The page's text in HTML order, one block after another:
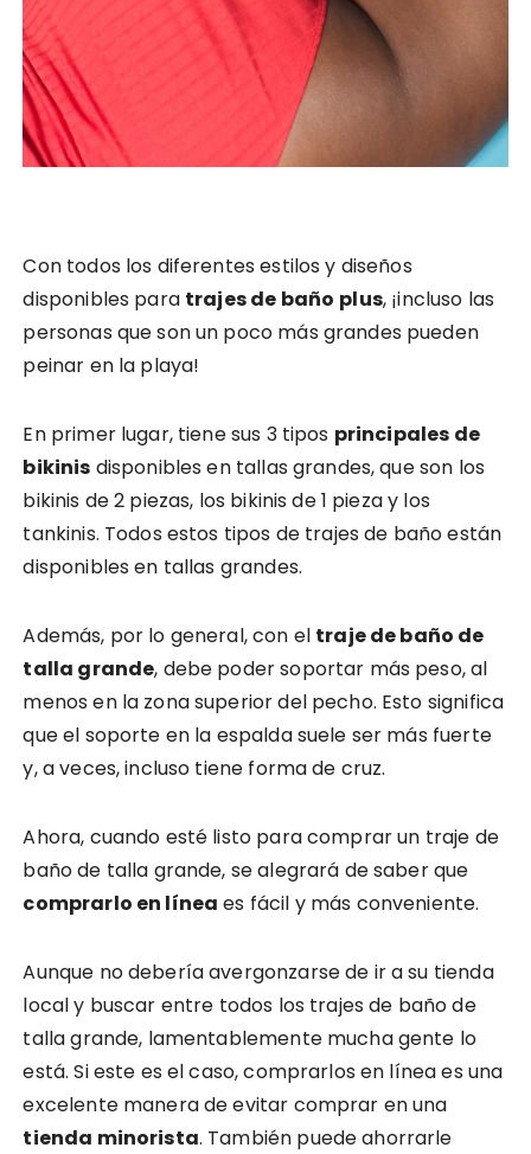
Con todos los diferentes estilos y diseños
disponibles para trajes de baño plus, ¡incluso las
personas que son un poco más grandes pueden
peinar en la playa!
En primer lugar, tiene sus 3 tipos principales de
bikinis disponibles en tallas grandes, que son los
bikinis de 2 piezas, los bikinis de 1 pieza y los
tankinis. Todos estos tipos de trajes de baño están
disponibles en tallas grandes.
Además, por lo general, con el traje de baño de
talla grande, debe poder soportar más peso, al
menos en la zona superior del pecho. Esto significa
que el soporte en la espalda suele ser más fuerte
y, a veces, incluso tiene forma de cruz.
Ahora, cuando esté listo para comprar un traje de
baño de talla grande, se alegrará de saber que
comprarlo en línea es fácil y más conveniente.
Aunque no debería avergonzarse de ir a su tienda
local y buscar entre todos los trajes de baño de
talla grande, lamentablemente mucha gente lo
está. Si este es el caso, comprarlos en línea es una
excelente manera de evitar comprar en una
tienda minorista. También puede ahorrarle